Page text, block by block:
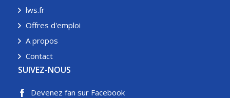
lws.fr
Offres d'emploi
A propos
Contact
SUIVEZ-NOUS
Devenez fan sur Facebook